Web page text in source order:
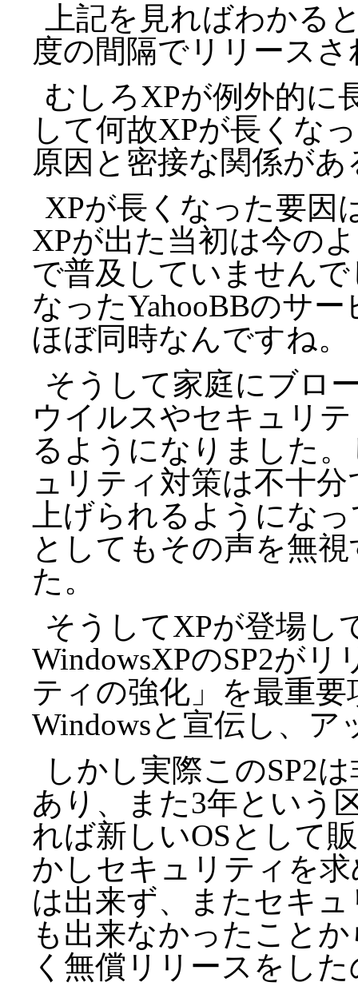
上記を見ればわかる
度の間隔でリリース
むしろXPが例外的に
して何故XPが長くな
原因と密接な関係が
XPが長くなった要因
XPが出た当初は今の
で普及していません
なったYahooBBのサ
ほぼ同時なんですね。
そうして家庭にブロ
ウイルスやセキュリ
るようになりました
ュリティ対策は不十
上げられるようにな
としてもその声を無
た。
そうしてXPが登場し
WindowsXPのSP2が
ティの強化」を最重
Windowsと宣伝し、
しかし実際このSP2
あり、また3年という
れば新しいOSとして
かしセキュリティを
は出来ず、またセキ
も出来なかったこと
く無償リリースをし